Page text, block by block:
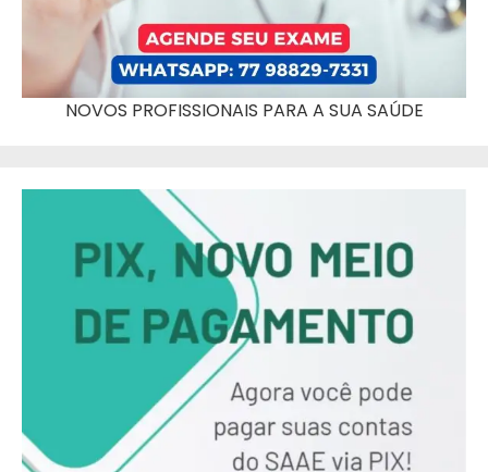
NOVOS PROFISSIONAIS PARA A SUA SAÚDE